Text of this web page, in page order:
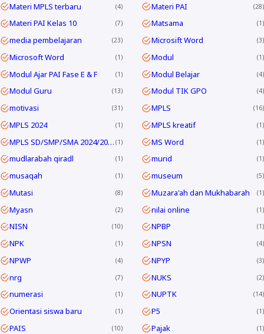
Materi MPLS terbaru 4 Materi PAI 28
Materi PAI Kelas 10 7 Matsama 1
media pembelajaran 23 Microsift Word 3
Microsoft Word 1 Modul 1
Modul Ajar PAI Fase E & F 1 Modul Belajar 4
Modul Guru 13 Modul TIK GPO 4
motivasi 31 MPLS 16
MPLS 2024 1 MPLS kreatif 1
MPLS SD/SMP/SMA 2024/2025 1 MS Word 1
mudlarabah qiradl 1 murid 1
musaqah 1 museum 5
Mutasi 8 Muzara'ah dan Mukhabarah 1
Myasn 2 nilai online 1
NISN 10 NPBP 1
NPK 1 NPSN 4
NPWP 4 NPYP 3
nrg 7 NUKS 2
numerasi 1 NUPTK 14
Orientasi siswa baru 1 P5 1
PAIS 10 Pajak 1